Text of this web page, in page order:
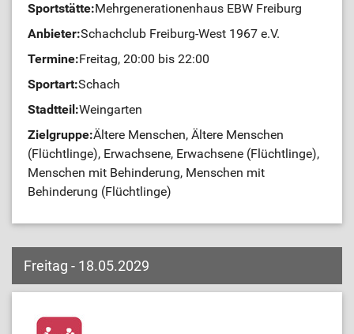
Sportstätte:Mehrgenerationenhaus EBW Freiburg
Anbieter:Schachclub Freiburg-West 1967 e.V.
Termine:Freitag, 20:00 bis 22:00
Sportart:Schach
Stadtteil:Weingarten
Zielgruppe:Ältere Menschen, Ältere Menschen
(Flüchtlinge), Erwachsene, Erwachsene (Flüchtlinge),
Menschen mit Behinderung, Menschen mit
Behinderung (Flüchtlinge)
Freitag - 18.05.2029